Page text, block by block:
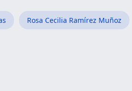
Rosa Cecilia Ramírez Muñoz